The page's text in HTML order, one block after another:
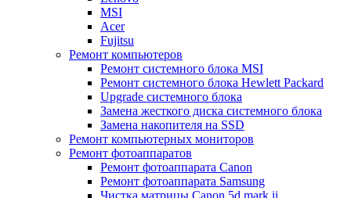
MSI
Acer
Fujitsu
Ремонт компьютеров
Ремонт системного блока MSI
Ремонт системного блока Hewlett Packard
Upgrade системного блока
Замена жесткого диска системного блока
Замена накопителя на SSD
Ремонт компьютерных мониторов
Ремонт фотоаппаратов
Ремонт фотоаппарата Canon
Ремонт фотоаппарата Samsung
Чистка матрицы Canon 5d mark ii